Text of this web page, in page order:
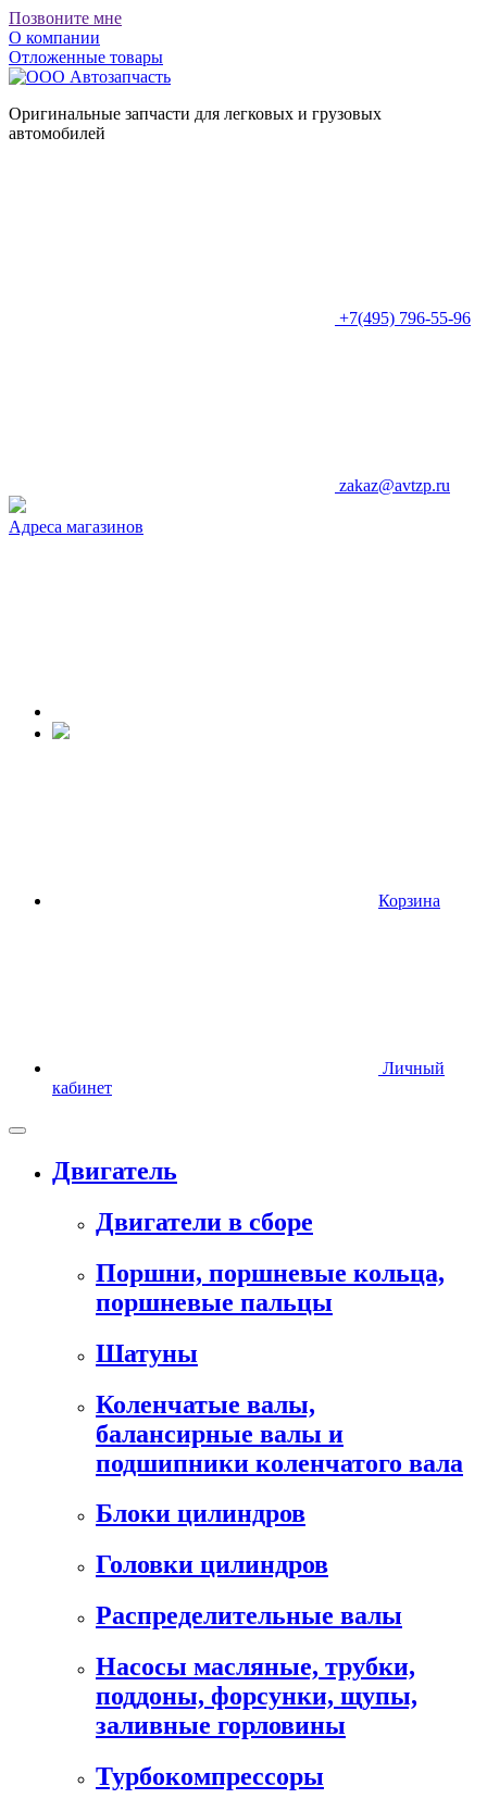
Позвоните мне
О компании
Отложенные товары
Оригинальные запчасти для легковых и грузовых
автомобилей
+7(495) 796-55-96
zakaz@avtzp.ru
Адреса магазинов
Корзина
Личный
кабинет
Двигатель
Двигатели в сборе
Поршни, поршневые кольца,
поршневые пальцы
Шатуны
Коленчатые валы,
балансирные валы и
подшипники коленчатого вала
Блоки цилиндров
Головки цилиндров
Распределительные валы
Насосы масляные, трубки,
поддоны, форсунки, щупы,
заливные горловины
Турбокомпрессоры